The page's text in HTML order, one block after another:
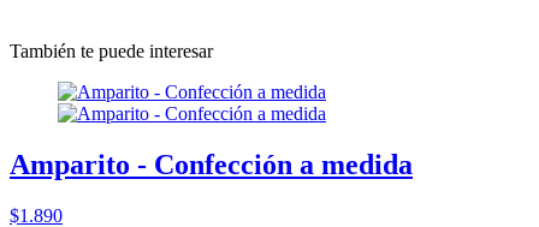
También te puede interesar
Amparito - Confección a medida
$1.890